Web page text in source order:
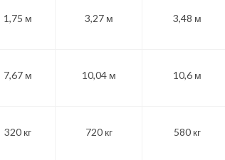
1,75 м 3,27 м 3,48 м
7,67 м 10,04 м 10,6 м
320 кг 720 кг 580 кг